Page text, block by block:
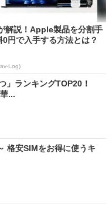
解説！Apple製品を分割手
0円で入手する方法とは？
Log)
」ランキングTOP20！
...
格安SIMをお得に使うキ